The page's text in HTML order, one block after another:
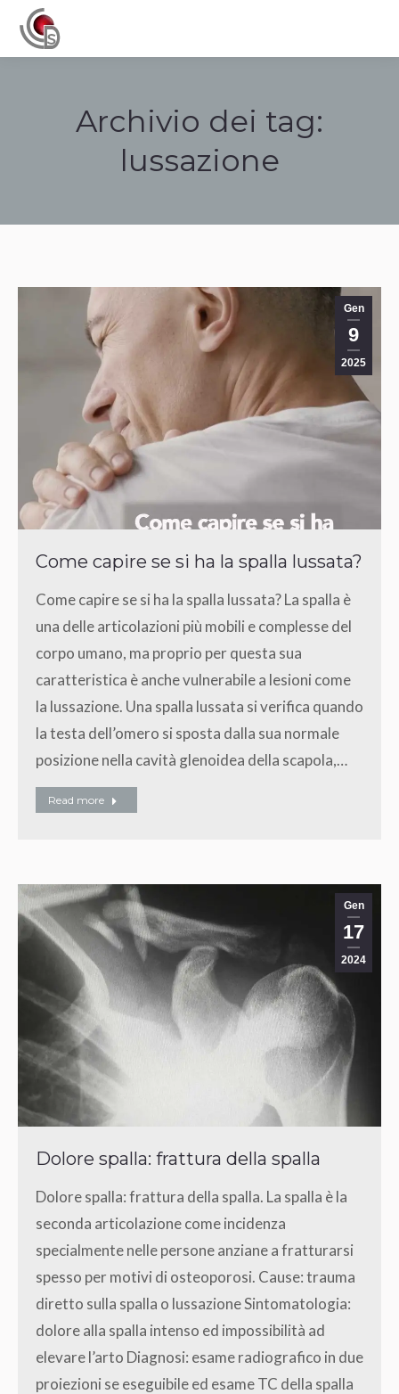
Archivio dei tag:
lussazione
Gen
9
2025
Come capire se si ha la spalla lussata?
Come capire se si ha la spalla lussata? La spalla è
una delle articolazioni più mobili e complesse del
corpo umano, ma proprio per questa sua
caratteristica è anche vulnerabile a lesioni come
la lussazione. Una spalla lussata si verifica quando
la testa dell’omero si sposta dalla sua normale
posizione nella cavità glenoidea della scapola,…
Read more
Gen
17
2024
Dolore spalla: frattura della spalla
Dolore spalla: frattura della spalla. La spalla è la
seconda articolazione come incidenza
specialmente nelle persone anziane a fratturarsi
spesso per motivi di osteoporosi. Cause: trauma
diretto sulla spalla o lussazione Sintomatologia:
dolore alla spalla intenso ed impossibilità ad
elevare l’arto Diagnosi: esame radiografico in due
proiezioni se eseguibile ed esame TC della spalla